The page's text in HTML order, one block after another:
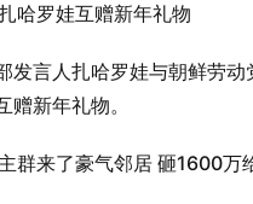
哈罗娃互赠新年礼物
发言人扎哈罗娃与朝鲜劳动
赠新年礼物。
群来了豪气邻居 砸1600万